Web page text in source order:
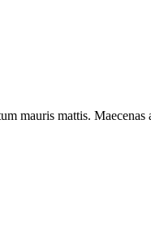
mauris mattis.